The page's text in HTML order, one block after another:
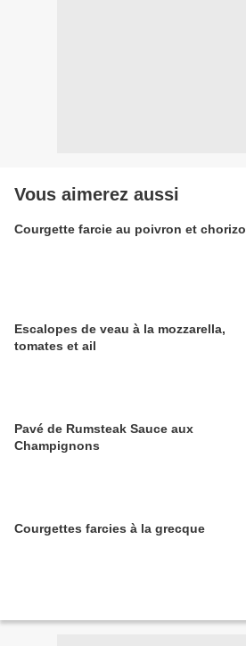
Vous aimerez aussi
Courgette farcie au poivron et chorizo
Escalopes de veau à la mozzarella,
tomates et ail
Pavé de Rumsteak Sauce aux
Champignons
Courgettes farcies à la grecque